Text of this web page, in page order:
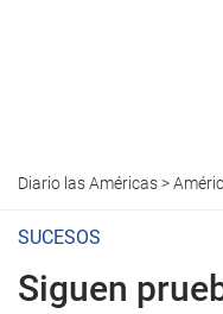
Diario las Américas>
SUCESOS
Siguen